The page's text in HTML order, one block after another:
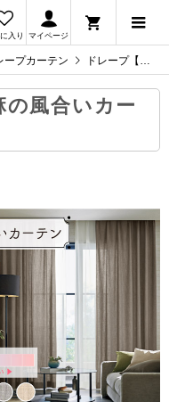
入り マイページ
ープカーテン ドレープ【モダンな麻の風合いカーテン】
の風合いカー